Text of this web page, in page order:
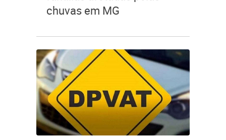
chuvas em MG